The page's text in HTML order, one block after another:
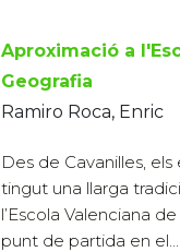
Aproximació a
Geografia
Ramiro Roca, Enric
Des de Cavanilles,
tingut una llarga
l’Escola Valenciana
punt de partida en el...